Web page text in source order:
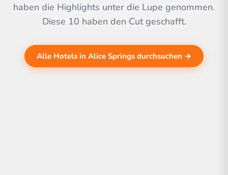
haben die Highlights unter die Lupe genommen.
Diese 10 haben den Cut geschafft.
Alle Hotels in Alice Springs durchsuchen →